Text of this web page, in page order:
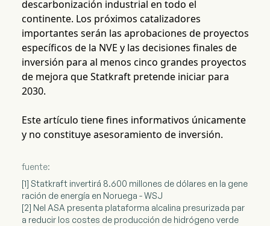
descarbonización industrial en todo el
continente. Los próximos catalizadores
importantes serán las aprobaciones de proyectos
específicos de la NVE y las decisiones finales de
inversión para al menos cinco grandes proyectos
de mejora que Statkraft pretende iniciar para
2030.
Este artículo tiene fines informativos únicamente
y no constituye asesoramiento de inversión.
fuente:
[1] Statkraft invertirá 8.600 millones de dólares en la gene
ración de energía en Noruega - WSJ
[2] Nel ASA presenta plataforma alcalina presurizada par
a reducir los costes de producción de hidrógeno verde